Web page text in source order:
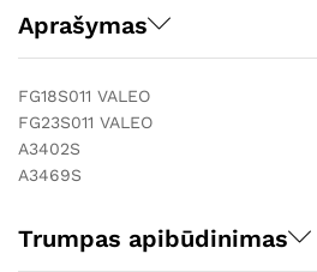
Aprašymas
FG18S011 VALEO
FG23S011 VALEO
A3402S
A3469S
Trumpas apibūdinimas